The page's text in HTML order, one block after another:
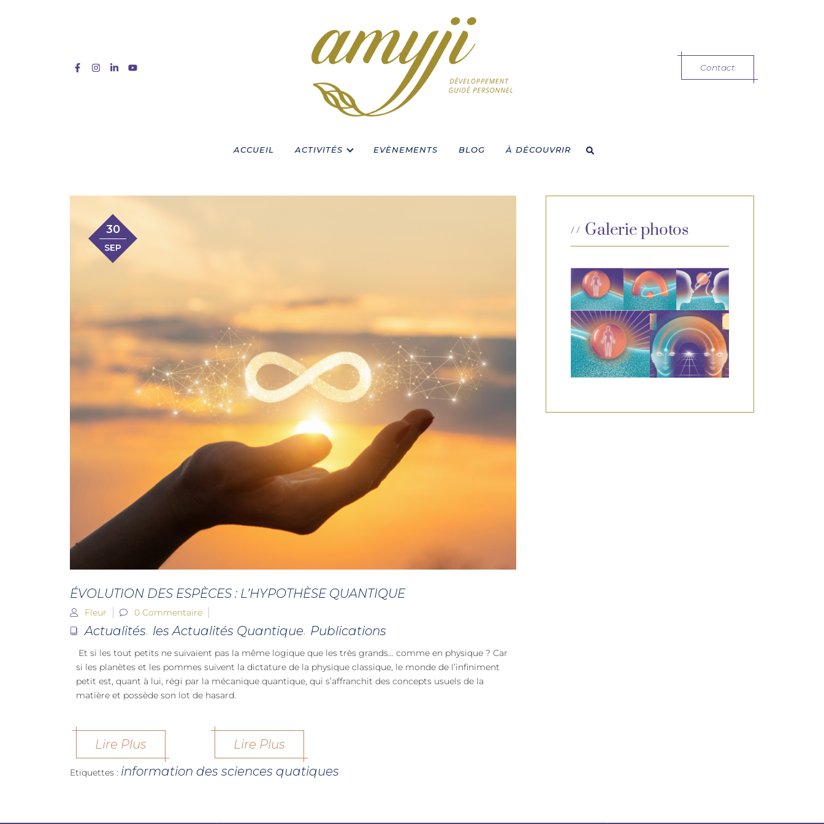
Contact
ACCUEIL ACTIVITÉS EVÈNEMENTS BLOG À DÉCOUVRIR
30
SEP
ÉVOLUTION DES ESPÈCES : L’HYPOTHÈSE QUANTIQUE
Fleur 0 Commentaire
Actualités, les Actualités Quantique, Publications
Et si les tout petits ne suivaient pas la même logique que les très grands… comme en physique ? Car
si les planètes et les pommes suivent la dictature de la physique classique, le monde de l’infiniment
petit est, quant à lui, régi par la mécanique quantique, qui s’affranchit des concepts usuels de la
matière et possède son lot de hasard.
Lire Plus Lire Plus
Etiquettes : information des sciences quatiques
Galerie photos